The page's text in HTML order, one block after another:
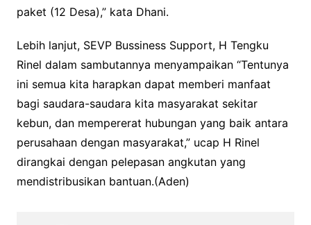
paket (12 Desa),” kata Dhani.
Lebih lanjut, SEVP Bussiness Support, H Tengku
Rinel dalam sambutannya menyampaikan “Tentunya
ini semua kita harapkan dapat memberi manfaat
bagi saudara-saudara kita masyarakat sekitar
kebun, dan mempererat hubungan yang baik antara
perusahaan dengan masyarakat,” ucap H Rinel
dirangkai dengan pelepasan angkutan yang
mendistribusikan bantuan.(Aden)